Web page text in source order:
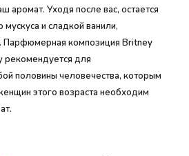
аромат. Уходя после вас, остается
и сладкой ванили,
Парфюмерная композиция Britney
рекомендуется для
половины человечества, которым
этого возраста необходим